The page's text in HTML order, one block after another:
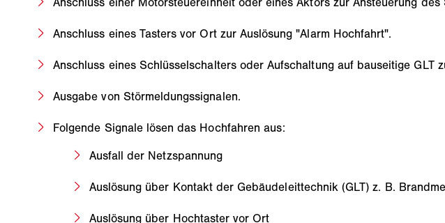
Anschluss eines Tasters vor Ort zur Auslösung "Alarm Hochfahrt".
Anschluss eines Schlüsselschalters oder Aufschaltung auf bauseitige GLT
Ausgabe von Störmeldungssignalen.
Folgende Signale lösen das Hochfahren aus:
Ausfall der Netzspannung
Auslösung über Kontakt der Gebäudeleittechnik (GLT) z. B.
Auslösung über Hochtaster vor Ort